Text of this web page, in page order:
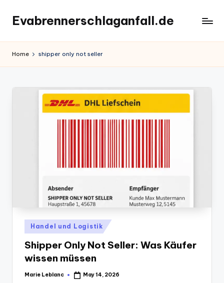
content
Evabrennerschlaganfall.de
Home shipper only not seller
Posted
in
Handel und Logistik
Shipper Only Not Seller: Was Käufer
wissen müssen
Posted
Marie Leblanc May 14, 2026